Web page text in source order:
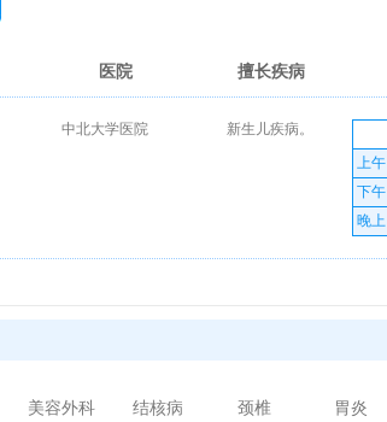
医院 擅长疾病
中北大学医院 新生儿疾病。
上午
下午
晚上
美容外科 结核病 颈椎 胃炎